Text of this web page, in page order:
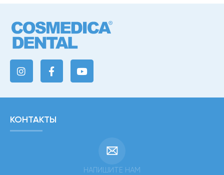
КОНТАКТЫ
НАПИШИТЕ НАМ